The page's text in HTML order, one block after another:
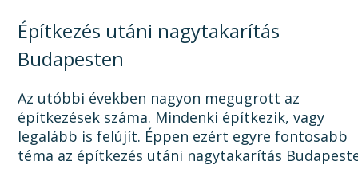
Építkezés utáni nagytakarítás
Budapesten
Az utóbbi években nagyon megugrott az
építkezések száma. Mindenki építkezik, vagy
legalább is felújít. Éppen ezért egyre fontosabb
téma az építkezés utáni nagytakarítás